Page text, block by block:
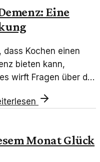
Eine
dass Kochen einen
bieten kann,
wirft Fragen über die
Monat Glück